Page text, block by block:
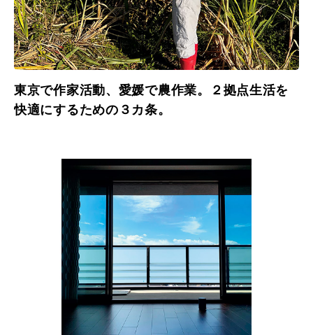
東京で作家活動、愛媛で農作業。２拠点生活を
快適にするための３カ条。